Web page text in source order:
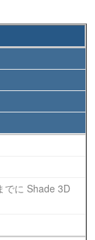
でに Shade 3D